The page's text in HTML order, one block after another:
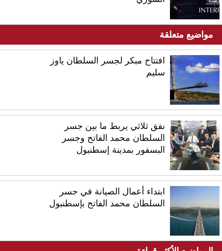
مواضيع متعلقة
افتتاح مبكر لجسر السلطان ياوز
سليم
نفق ثلاثي يربط ما بين جسر
السلطان محمد الفاتح وجسر
البسفور بمدينة إسطنبول
ابتداء أعمال الصيانة في جسر
السلطان محمد الفاتح بإسطنبول